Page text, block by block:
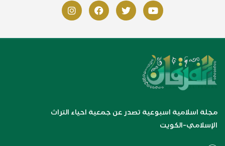
مجلة اسلامية اسبوعية تصدر عن جمعية احياء التراث
الإسلامي-الكويت